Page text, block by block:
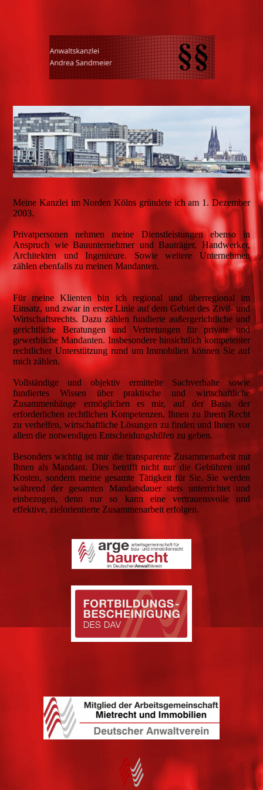
Meine Kanzlei im Norden Kölns gründete ich am 1. Dezember
2003.
Privatpersonen nehmen meine Dienstleistungen ebenso in
Anspruch wie Bauunternehmer und Bauträger, Handwerker,
Architekten und Ingenieure. Sowie weitere Unternehmen
zählen ebenfalls zu meinen Mandanten.
Für meine Klienten bin ich regional und überregional im
Einsatz, und zwar in erster Linie auf dem Gebiet des Zivil- und
Wirtschaftsrechts. Dazu zählen fundierte außergerichtliche und
gerichtliche Beratungen und Vertretungen für private und
gewerbliche Mandanten. Insbesondere hinsichtlich kompetenter
rechtlicher Unterstützung rund um Immobilien können Sie auf
mich zählen.
Vollständige und objektiv ermittelte Sachverhalte sowie
fundiertes Wissen über praktische und wirtschaftliche
Zusammenhänge ermöglichen es mir, auf der Basis der
erforderlichen rechtlichen Kompetenzen, Ihnen zu Ihrem Recht
zu verhelfen, wirtschaftliche Lösungen zu finden und Ihnen vor
allem die notwendigen Entscheidungshilfen zu geben.
Besonders wichtig ist mir die transparente Zusammenarbeit mit
Ihnen als Mandant. Dies betrifft nicht nur die Gebühren und
Kosten, sondern meine gesamte Tätigkeit für Sie. Sie werden
während der gesamten Mandatsdauer stets unterrichtet und
einbezogen, denn nur so kann eine vertrauensvolle und
effektive, zielorientierte Zusammenarbeit erfolgen.